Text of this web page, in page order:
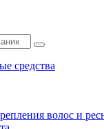
средства
волос и